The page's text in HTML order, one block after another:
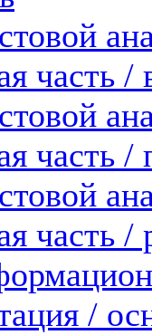
часть
часть /
часть /
/